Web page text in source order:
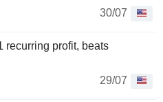
30/07
recurring profit, beats
29/07